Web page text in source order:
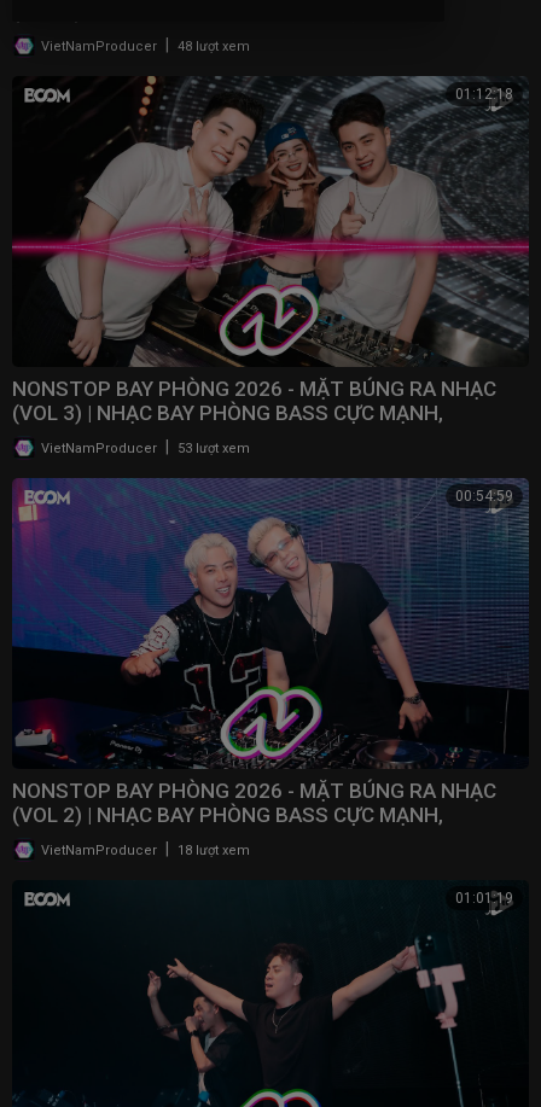
NONSTOP 2025
VietNamProducer 48 lượt xem
01:12:18
NONSTOP BAY PHÒNG 2026 - MẶT BÚNG RA NHẠC
(VOL 3) | NHẠC BAY PHÒNG BASS CỰC MẠNH,
NONSTOP 2025
VietNamProducer 53 lượt xem
00:54:59
NONSTOP BAY PHÒNG 2026 - MẶT BÚNG RA NHẠC
(VOL 2) | NHẠC BAY PHÒNG BASS CỰC MẠNH,
NONSTOP 2025
VietNamProducer | 18 lượt xem
01:01:19